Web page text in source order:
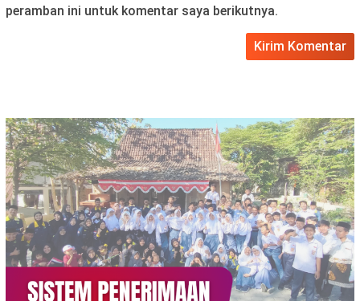
peramban ini untuk komentar saya berikutnya.